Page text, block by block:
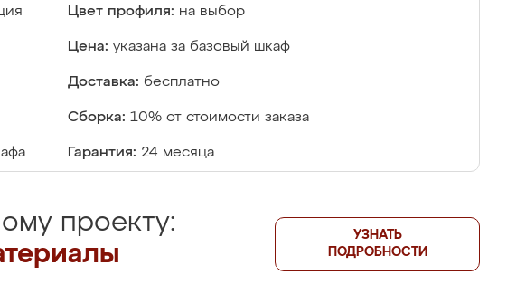
Цвет профиля: на выбор
Цена: указана за базовый шкаф
Доставка: бесплатно
Сборка: 10% от стоимости заказа
Гарантия: 24 месяца
проекту:
УЗНАТЬ
ПОДРОБНОСТИ